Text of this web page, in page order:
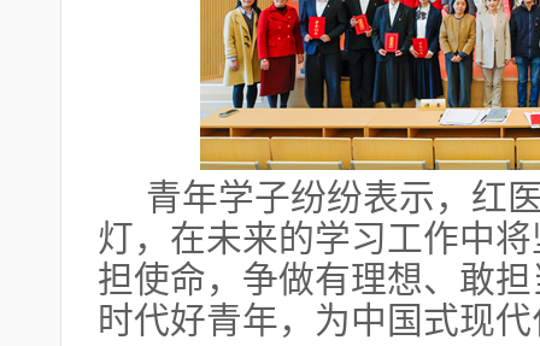
青年学子纷纷表示，红
灯，在未来的学习工作中
担使命，争做有理想、敢
时代好青年，为中国式现